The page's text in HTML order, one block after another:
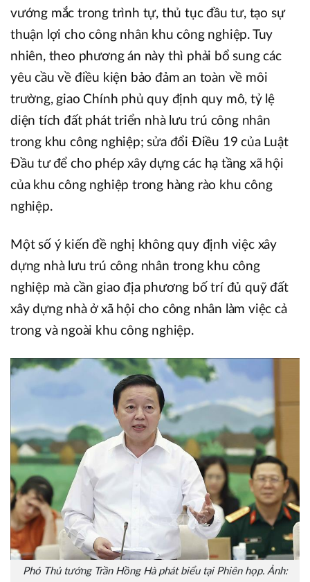
vướng mắc trong trình tự, thủ tục đầu tư, tạo sự
thuận lợi cho công nhân khu công nghiệp. Tuy
nhiên, theo phương án này thì phải bổ sung các
yêu cầu về điều kiện bảo đảm an toàn về môi
trường, giao Chính phủ quy định quy mô, tỷ lệ
diện tích đất phát triển nhà lưu trú công nhân
trong khu công nghiệp; sửa đổi Điều 19 của Luật
Đầu tư để cho phép xây dựng các hạ tầng xã hội
của khu công nghiệp trong hàng rào khu công
nghiệp.
Một số ý kiến đề nghị không quy định việc xây
dựng nhà lưu trú công nhân trong khu công
nghiệp mà cần giao địa phương bố trí đủ quỹ đất
xây dựng nhà ở xã hội cho công nhân làm việc cả
trong và ngoài khu công nghiệp.
Phó Thủ tướng Trần Hồng Hà phát biểu tại Phiên họp. Ảnh: